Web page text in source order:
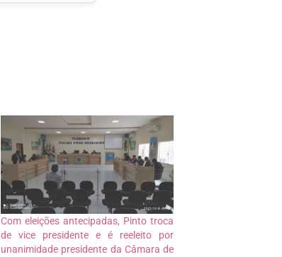
Com eleições antecipadas, Pinto troca
de vice presidente e é reeleito por
unanimidade presidente da Câmara de